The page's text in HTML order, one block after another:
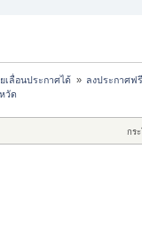
เลื่อนประกาศได้ » ลงประกาศฟ
วัด
กร